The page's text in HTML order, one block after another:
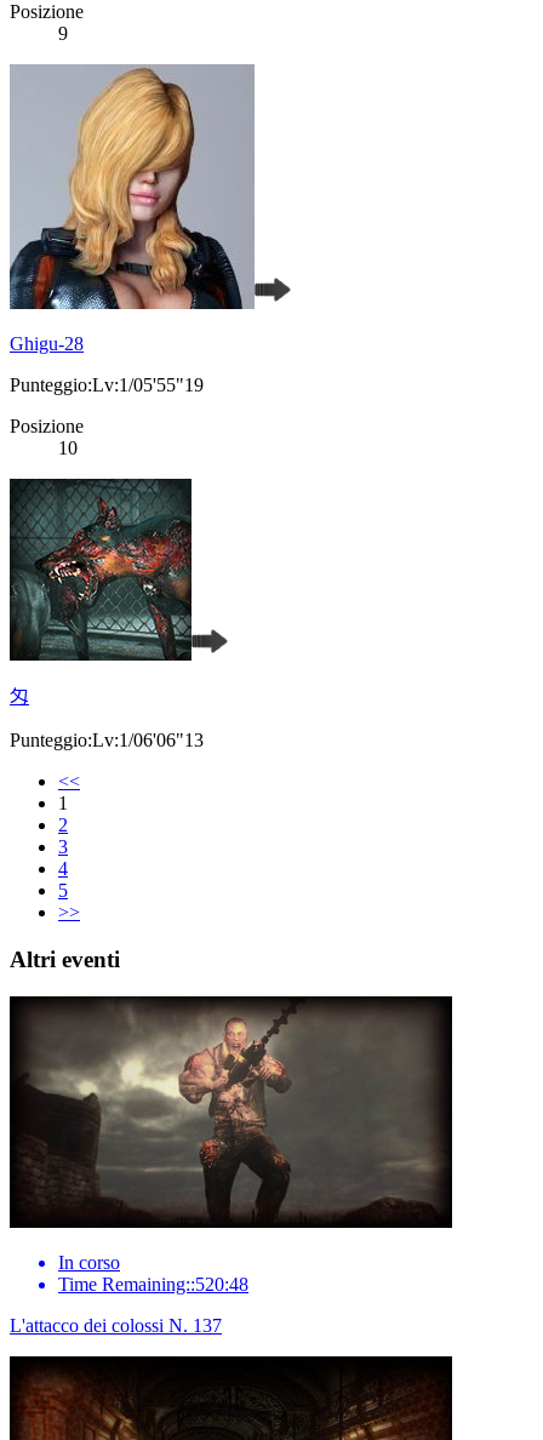
Posizione
9
Ghigu-28
Punteggio:Lv:1/05'55"19
Posizione
10
匁
Punteggio:Lv:1/06'06"13
<<
1
2
3
4
5
>>
Altri eventi
In corso
Time Remaining::520:48
L'attacco dei colossi N. 137